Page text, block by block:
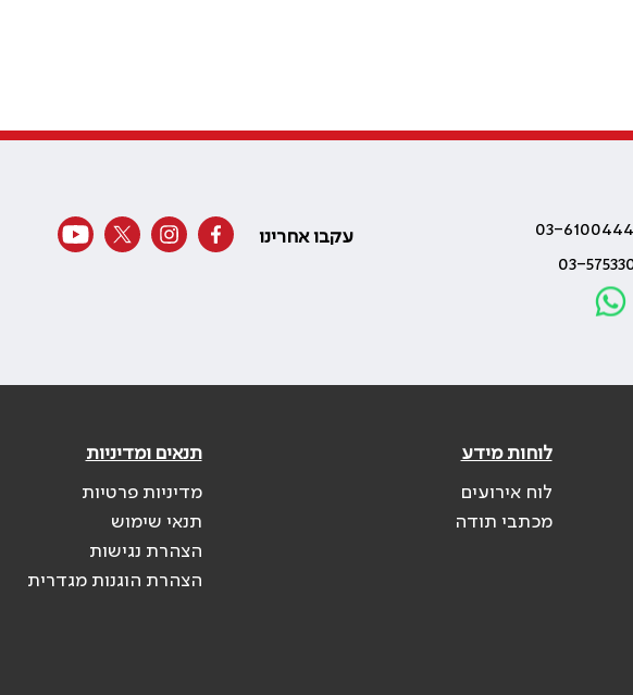
עקבו אחרינו
לוחות מידע
לוח אירועים
מכתבי תודה
תנאים ומדיניות
מדיניות פרטיות
תנאי שימוש
הצהרת נגישות
הצהרת הוגנות מגדרית